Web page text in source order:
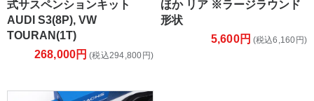
式サスペンションキット
AUDI S3(8P), VW
TOURAN(1T)
268,000円 (税込294,800円)
ほか リア ※ラージラウンド
形状
5,600円 (税込6,160円)